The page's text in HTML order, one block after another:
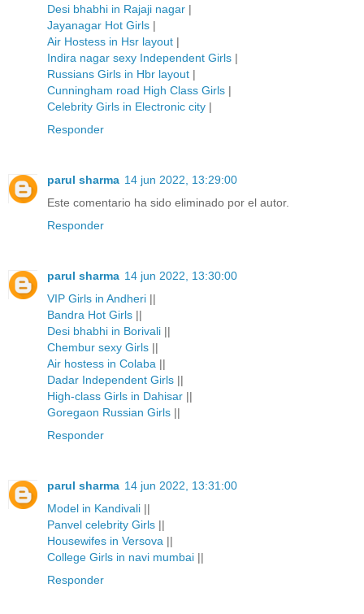
Desi bhabhi in Rajaji nagar |
Jayanagar Hot Girls |
Air Hostess in Hsr layout |
Indira nagar sexy Independent Girls |
Russians Girls in Hbr layout |
Cunningham road High Class Girls |
Celebrity Girls in Electronic city |
Responder
parul sharma 14 jun 2022, 13:29:00
Este comentario ha sido eliminado por el autor.
Responder
parul sharma 14 jun 2022, 13:30:00
VIP Girls in Andheri ||
Bandra Hot Girls ||
Desi bhabhi in Borivali ||
Chembur sexy Girls ||
Air hostess in Colaba ||
Dadar Independent Girls ||
High-class Girls in Dahisar ||
Goregaon Russian Girls ||
Responder
parul sharma 14 jun 2022, 13:31:00
Model in Kandivali ||
Panvel celebrity Girls ||
Housewifes in Versova ||
College Girls in navi mumbai ||
Responder